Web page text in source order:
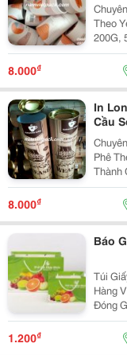
Theo
200G,
Thiết
8.000₫
In
Cầu
Phê
Thành
Nhiều
8.000₫
Báo
Túi
Hàng
Đóng
Không
Biến
1.200₫